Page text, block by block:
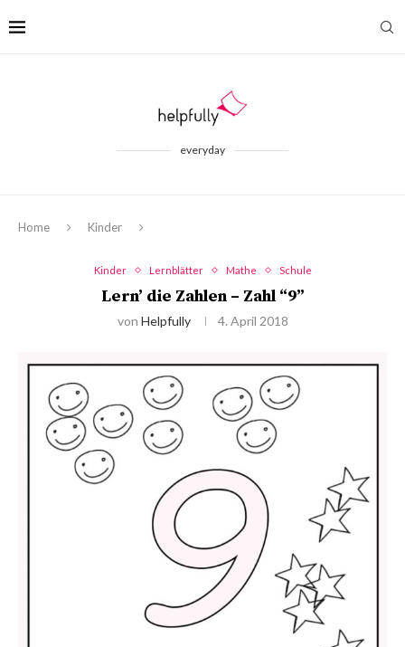
everyday
Home Kinder
Kinder Lernblätter Mathe Schule
Lern’ die Zahlen – Zahl “9”
von Helpfully 4. April 2018